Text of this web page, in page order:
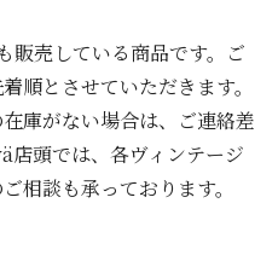
販売している商品です。ご
順とさせていただきます。
庫がない場合は、ご連絡差
店頭では、各ヴィンテージ
相談も承っております。